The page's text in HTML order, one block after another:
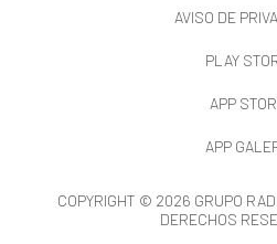
AVISO DE
PLAY
APP
APP
COPYRIGHT © 2026 GRUPO
DERECHOS